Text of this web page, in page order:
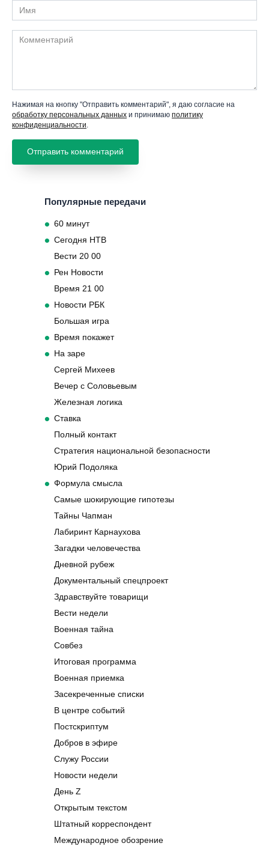
Имя
Комментарий
Нажимая на кнопку "Отправить комментарий", я даю согласие на
обработку персональных данных и принимаю политику
конфиденциальности
Популярные передачи
60 минут
Сегодня НТВ
Вести 20 00
Рен Новости
Время 21 00
Новости РБК
Большая игра
Время покажет
На заре
Сергей Михеев
Вечер с Соловьевым
Железная логика
Ставка
Полный контакт
Стратегия национальной безопасности
Юрий Подоляка
Формула смысла
Самые шокирующие гипотезы
Тайны Чапман
Лабиринт Карнаухова
Загадки человечества
Дневной рубеж
Документальный спецпроект
Здравствуйте товарищи
Вести недели
Военная тайна
Совбез
Итоговая программа
Военная приемка
Засекреченные списки
В центре событий
Постскриптум
Добров в эфире
Служу России
Новости недели
День Z
Открытым текстом
Штатный корреспондент
Международное обозрение